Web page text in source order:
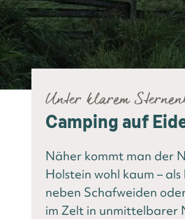
Unter klarem
Camping auf
Näher kommt man der
Holstein wohl kaum –
neben Schafweiden
im Zelt in unmittelbarer